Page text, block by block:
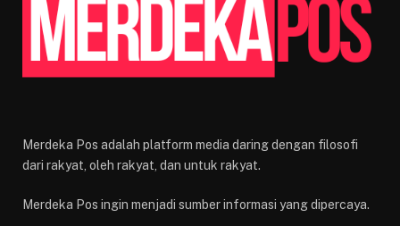
Merdeka Pos adalah platform media daring dengan filosofi
dari rakyat, oleh rakyat, dan untuk rakyat.
Merdeka Pos ingin menjadi sumber informasi yang dipercaya.